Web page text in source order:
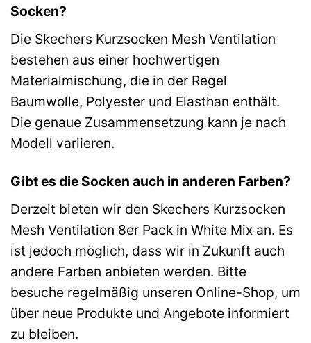
Socken?
Die Skechers Kurzsocken Mesh Ventilation
bestehen aus einer hochwertigen
Materialmischung, die in der Regel
Baumwolle, Polyester und Elasthan enthält.
Die genaue Zusammensetzung kann je nach
Modell variieren.
Gibt es die Socken auch in anderen Farben?
Derzeit bieten wir den Skechers Kurzsocken
Mesh Ventilation 8er Pack in White Mix an. Es
ist jedoch möglich, dass wir in Zukunft auch
andere Farben anbieten werden. Bitte
besuche regelmäßig unseren Online-Shop, um
über neue Produkte und Angebote informiert
zu bleiben.